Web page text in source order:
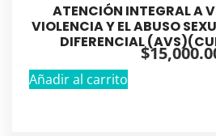
ATENCIÓN INTEGRAL A
VIOLENCIA Y EL ABUSO
DIFERENCIAL
$
Añadir al carrito